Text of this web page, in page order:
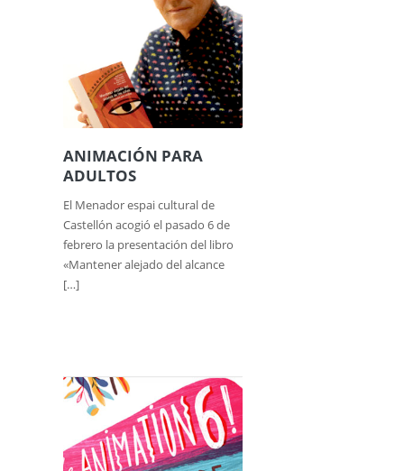
ANIMACIÓN PARA
ADULTOS
El Menador espai cultural de
Castellón acogió el pasado 6 de
febrero la presentación del libro
«Mantener alejado del alcance
[…]